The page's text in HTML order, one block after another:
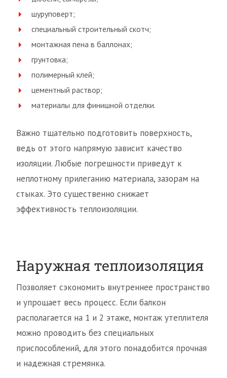
шуруповерт;
специальный строительный скотч;
монтажная пена в баллонах;
грунтовка;
полимерный клей;
цементный раствор;
материалы для финишной отделки.
Важно тщательно подготовить поверхность,
ведь от этого напрямую зависит качество
изоляции. Любые погрешности приведут к
неплотному прилеганию материала, зазорам на
стыках. Это существенно снижает
эффективность теплоизоляции.
Наружная теплоизоляция
Позволяет сэкономить внутреннее пространство
и упрощает весь процесс. Если балкон
располагается на 1 и 2 этаже, монтаж утеплителя
можно проводить без специальных
приспособлений, для этого понадобится прочная
и надежная стремянка.